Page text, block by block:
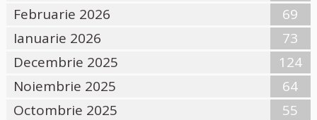
Februarie 2026
69
Ianuarie 2026
73
Decembrie 2025
124
Noiembrie 2025
64
Octombrie 2025
55